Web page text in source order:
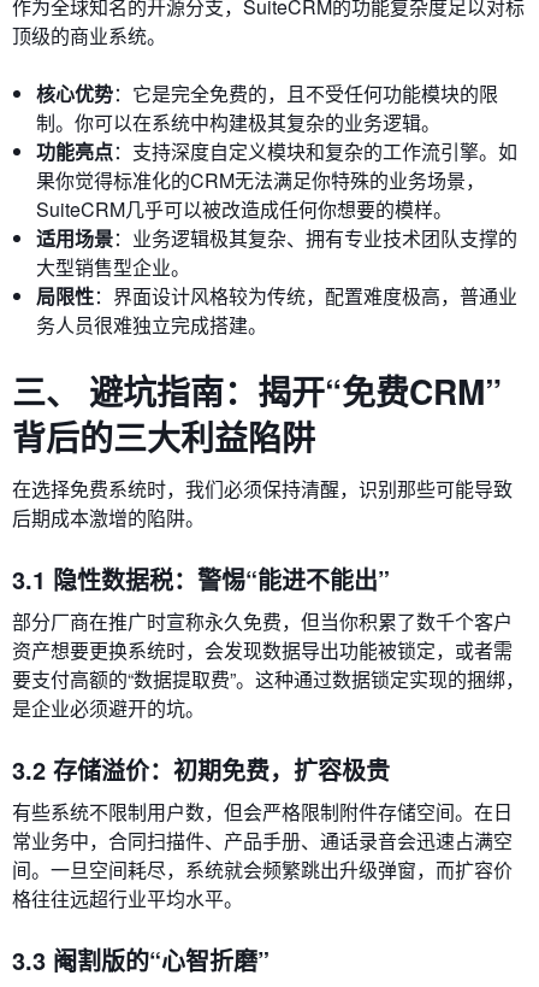
作为全球知名的开源分支，SuiteCRM的功能复杂度足以对标
顶级的商业系统。
核心优势：它是完全免费的，且不受任何功能模块的限
制。你可以在系统中构建极其复杂的业务逻辑。
功能亮点：支持深度自定义模块和复杂的工作流引擎。如
果你觉得标准化的CRM无法满足你特殊的业务场景，
SuiteCRM几乎可以被改造成任何你想要的模样。
适用场景：业务逻辑极其复杂、拥有专业技术团队支撑的
大型销售型企业。
局限性：界面设计风格较为传统，配置难度极高，普通业
务人员很难独立完成搭建。
三、 避坑指南：揭开“免费CRM”
背后的三大利益陷阱
在选择免费系统时，我们必须保持清醒，识别那些可能导致
后期成本激增的陷阱。
3.1 隐性数据税：警惕“能进不能出”
部分厂商在推广时宣称永久免费，但当你积累了数千个客户
资产想要更换系统时，会发现数据导出功能被锁定，或者需
要支付高额的“数据提取费”。这种通过数据锁定实现的捆绑，
是企业必须避开的坑。
3.2 存储溢价：初期免费，扩容极贵
有些系统不限制用户数，但会严格限制附件存储空间。在日
常业务中，合同扫描件、产品手册、通话录音会迅速占满空
间。一旦空间耗尽，系统就会频繁跳出升级弹窗，而扩容价
格往往远超行业平均水平。
3.3 阉割版的“心智折磨”